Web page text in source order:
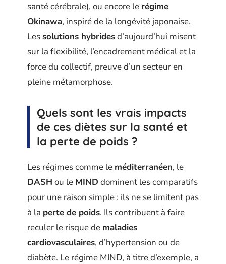
santé cérébrale), ou encore le régime
Okinawa, inspiré de la longévité japonaise.
Lessolutions hybridesd’aujourd’hui misent
sur la flexibilité, l’encadrement médical et la
force du collectif, preuve d’un secteur en
pleine métamorphose.
Quels sont les vrais impacts
de ces diètes sur la santé et
la perte de poids ?
Les régimes comme le méditerranéen, le
DASH ou le MIND dominent les comparatifs
pour une raison simple : ils ne se limitent pas
à la perte de poids. Ils contribuent à faire
reculer le risque de maladies
cardiovasculaires, d’hypertension ou de
diabète. Le régime MIND, à titre d’exemple, a